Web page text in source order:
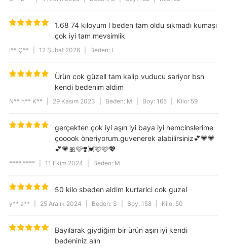
Cep Tipi
Cepsiz
Desen
Basic
1.68 74 kiloyum l beden tam oldu sıkmadı kumaşı
çok iyi tam mevsimlik
I** Ç** 12 Şubat 2026 Beden: L
Ürün cok güzell tam kalip vuducu sariyor bsn
kendi bedenim aldim
N** n** K** 29 Kasım 2023 Beden: M Boy: 165 Kilo: 59
gerçekten çok iyi aşırı iyi baya iyi hemcinslerime
çooook öneriyorum.guvenerek alabilirsiniz💕💗💗
💕💗🎀🩷❣️💓🩷🩷💖
**** **** 11 Ekim 2024 Beden: M
50 kilo sbeden aldim kurtarici cok guzel
y** a** 25 Aralık 2024 Beden: S Boy: 158 Kilo: 50
Bayılarak giydiğim bir ürün aşırı iyi kendi
bedeniniz alın